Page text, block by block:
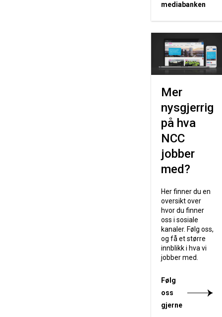
mediabanken
Mer
nysgjerrig
på hva
NCC
jobber
med?
Her finner du en
oversikt over
hvor du finner
oss i sosiale
kanaler. Følg oss,
og få et større
innblikk i hva vi
jobber med.
Følg
oss
gjerne